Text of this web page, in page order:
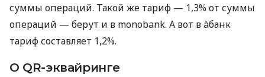
суммы операций. Такой же тариф — 1,3% от суммы
операций — берут и в monobank. А вот в àбанк
тариф составляет 1,2%.
О QR-эквайринге